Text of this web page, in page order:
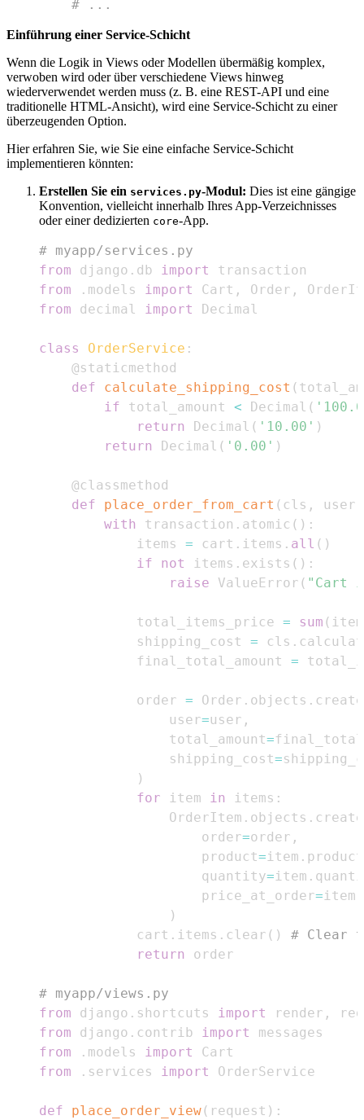
# ...
Einführung einer Service-Schicht
Wenn die Logik in Views oder Modellen übermäßig komplex,
verwoben wird oder über verschiedene Views hinweg
wiederverwendet werden muss (z. B. eine REST-API und eine
traditionelle HTML-Ansicht), wird eine Service-Schicht zu einer
überzeugenden Option.
Hier erfahren Sie, wie Sie eine einfache Service-Schicht
implementieren könnten:
Erstellen Sie ein services.py-Modul: Dies ist eine gängige
Konvention, vielleicht innerhalb Ihres App-Verzeichnisses
oder einer dedizierten core-App.
# myapp/services.py
from django . db import
from
. models import Cart , Order ,
from decimal import
class OrderService :
@staticmethod
def
calculate_shipping_cost (
if total_amount < Decimal (
return
Decimal ( '10.00' )
return
Decimal ( '0.00' )
@classmethod
def
place_order_from_cart ( cls , user
with
transaction . atomic ( ) :
            items
= cart . items . all ( )
if
not items . exists ( ) :
raise ValueError ( "Cart
            total_items_price
= sum ( item
            shipping_cost
= cls .
            final_total_amount
=
            order
= Order . objects . create
                user
=user ,
                total_amount
=
                shipping_cost
=
)
for item in items :
                OrderItem
. objects . create
                    order
=order ,
                    product
=item . product
                    quantity
=item .
                    price_at_order
=item
)
            cart
. items . clear ( )
# Clear
return
# myapp/views.py
from django . shortcuts import render ,
from django . contrib import
from
. models import
from
. services import
def place_order_view( request ) :